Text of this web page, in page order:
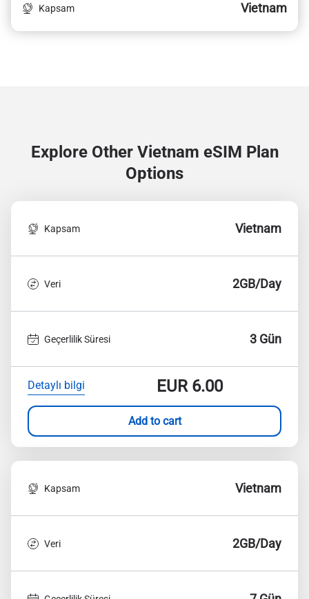
Kapsam Vietnam
Explore Other Vietnam eSIM Plan
Options
Kapsam Vietnam
Veri 2GB/Day
Geçerlilik Süresi 3 Gün
Detaylı bilgi EUR6.00
Add to cart
Kapsam Vietnam
Veri 2GB/Day